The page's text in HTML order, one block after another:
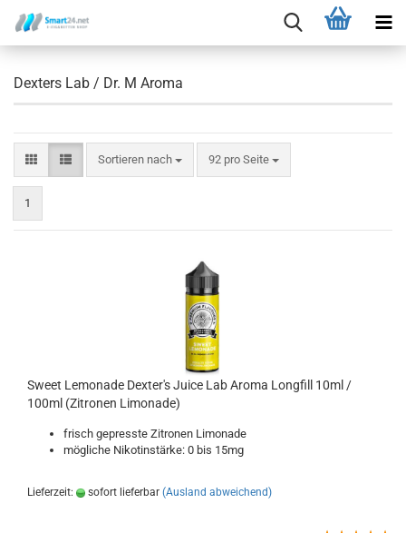
Dexters Lab / Dr. M Aroma
Sortieren nach 92 pro Seite
1
Sweet Lemonade Dexter's Juice Lab Aroma Longfill 10ml /
100ml (Zitronen Limonade)
frisch gepresste Zitronen Limonade
mögliche Nikotinstärke: 0 bis 15mg
Lieferzeit: sofort lieferbar (Ausland abweichend)